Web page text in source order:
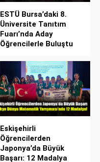
ESTÜ Bursa’daki 8.
Üniversite Tanıtım
Fuarı’nda Aday
Öğrencilerle Buluştu
Eskişehirli
Öğrencilerden
Japonya’da Büyük
Başarı: 12 Madalya